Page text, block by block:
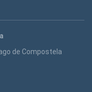
de Compostela